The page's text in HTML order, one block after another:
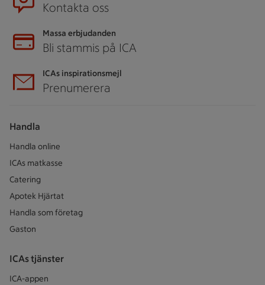
Kontakta oss
Massa erbjudanden
Bli stammis på ICA
ICAs inspirationsmejl
Prenumerera
Handla
Handla online
ICAs matkasse
Catering
Apotek Hjärtat
Handla som företag
Gaston
ICAs tjänster
ICA-appen